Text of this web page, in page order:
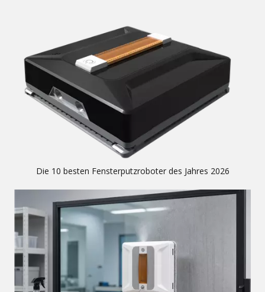
Die 10 besten Fensterputzroboter des Jahres 2026